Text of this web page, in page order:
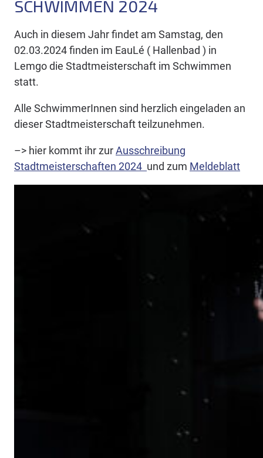
SCHWIMMEN 2024
Auch in diesem Jahr findet am Samstag, den
02.03.2024 finden im EauLé ( Hallenbad ) in
Lemgo die Stadtmeisterschaft im Schwimmen
statt.
Alle SchwimmerInnen sind herzlich eingeladen an
dieser Stadtmeisterschaft teilzunehmen.
–> hier kommt ihr zurAusschreibung
Stadtmeisterschaften 2024 und zum Meldeblatt